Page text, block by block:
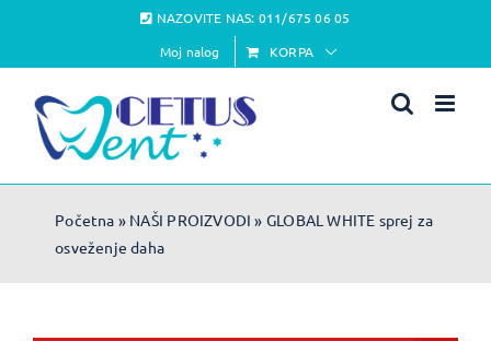
content
NAZOVITE NAS: 011/675 06 05
Moj nalog
KORPA
Početna » NAŠI PROIZVODI » GLOBAL WHITE sprej za
osveženje daha